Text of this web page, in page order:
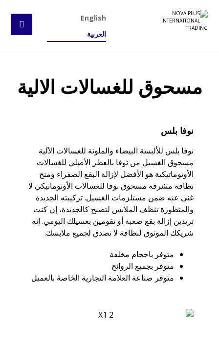
English
العربية
مسحوق للغسالات الالية
نوفا بلس
نوفا بلس للألبسة البيضاء والملونة للغسالات الاَلية
مسحوق الغسيل من نوفا بالعطر الأصلي للغسالات
الأوتوماتيكية هو الأفضل لإزالة البقع الصفراء ومنح
نظافة مشرقة مسحوق نوفا للغسالات الأوتوماتيكي لا
غنى عنه ضمن مستلزمات الغسيل. تركيبته الجديدة
والمتطورة تنظف الملابس لتصبح كالجديدة، إن كنت
تريدين إزالة بقع صعبة أو تقومين بغسيلك اليومي. إنه
شريكك الموثوق لنظافة لا تصدق لجميع ملابسك.
متوفر باحجام مخلفة
متوفر بجميع الروائح
متوفر صناعة العلامة التجارية الخاصة بالعميل